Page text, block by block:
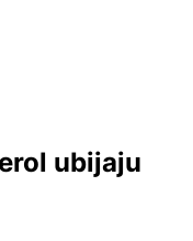
ubijaju